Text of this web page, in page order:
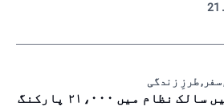
سفر, طرزِ زندگی
دبئی میں سالک نظام میں ۲۱،۰۰۰ پارکنگ